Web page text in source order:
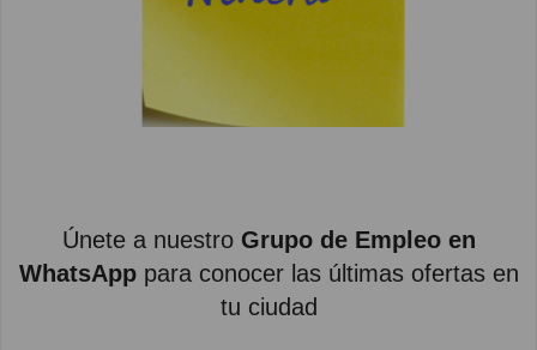
Únete a nuestro Grupo de Empleo en
WhatsApppara conocer las últimas ofertas en
tu ciudad